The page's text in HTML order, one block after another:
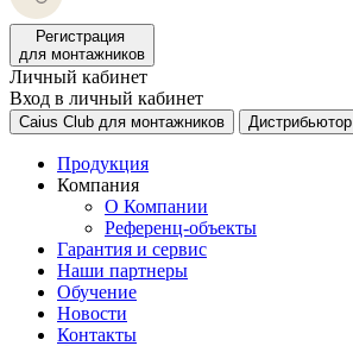
Регистрация
для монтажников
Личный кабинет
Вход в личный кабинет
Caius Club для монтажников Дистрибьютор
Продукция
Компания
О Компании
Референц-объекты
Гарантия и сервис
Наши партнеры
Обучение
Новости
Контакты